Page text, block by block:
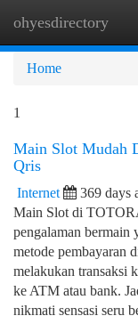
ohyesdirectory
Home
1
Main Slot Mudah
Qris
Internet 369 days
Main Slot di
pengalaman bermain
metode pembayaran
melakukan transaksi
ke ATM atau bank.
nikmati sensasi seru